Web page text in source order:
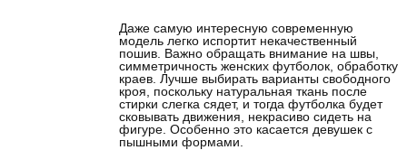
Даже самую интересную современную
модель легко испортит некачественный
пошив. Важно обращать внимание на швы,
симметричность женских футболок, обработку
краев. Лучше выбирать варианты свободного
кроя, поскольку натуральная ткань после
стирки слегка сядет, и тогда футболка будет
сковывать движения, некрасиво сидеть на
фигуре. Особенно это касается девушек с
пышными формами.